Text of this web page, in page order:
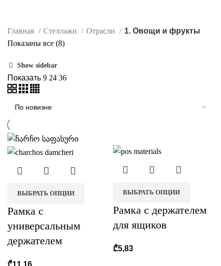
Главная Стеллажи Отрасли
1. Овощи и фрукты
Показаны все (8)Сортировка:
Show sidebar
Показать 9 24 36
ВЫБРАТЬ ОПЦИИ
Рамка с
универсальным
держателем
ВЫБРАТЬ ОПЦИИ
Рамка c держателем
для ящиков
₾5,83